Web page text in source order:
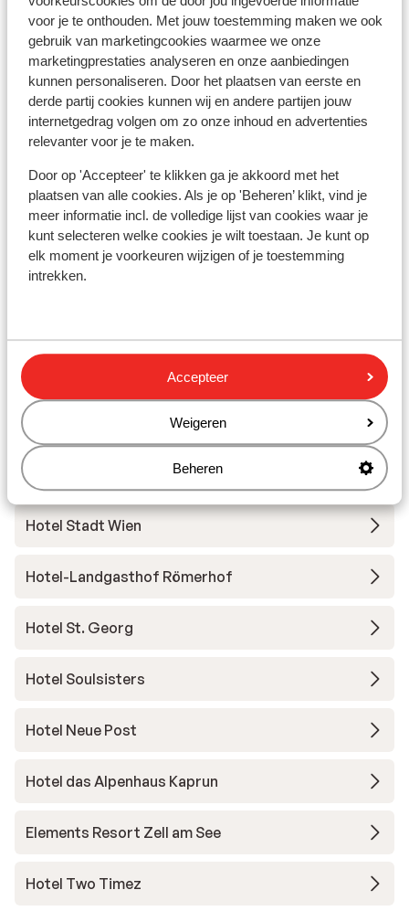
voor je te onthouden. Met jouw toestemming maken we ook
gebruik van marketingcookies waarmee we onze
marketingprestaties analyseren en onze aanbiedingen
kunnen personaliseren. Door het plaatsen van eerste en
derde partij cookies kunnen wij en andere partijen jouw
internetgedrag volgen om zo onze inhoud en advertenties
relevanter voor je te maken.
Door op 'Accepteer' te klikken ga je akkoord met het
plaatsen van alle cookies. Als je op 'Beheren’ klikt, vind je
meer informatie incl. de volledige lijst van cookies waar je
kunt selecteren welke cookies je wilt toestaan. Je kunt op
elk moment je voorkeuren wijzigen of je toestemming
intrekken.
Accepteer
Weigeren
Beheren
Skilessen
Skimateriaal
Andere accommodaties in Zell am See
- Kaprun
Hotel Salzburgerhof
People’s Hotel
Familienhotel Bad Neunbrunnen
Grand Hotel Zell am See
Hotel Stadt Wien
Hotel-Landgasthof Römerhof
Hotel St. Georg
Hotel Soulsisters
Hotel Neue Post
Hotel das Alpenhaus Kaprun
Elements Resort Zell am See
Hotel Two Timez